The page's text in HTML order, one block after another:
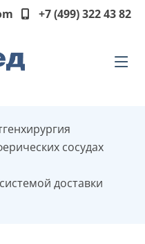
+7 (499) 322 43 82
сосудах
доставки